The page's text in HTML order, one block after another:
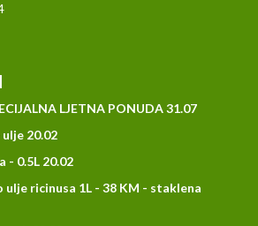
LJETNA PONUDA 31.07
20.02
- 0.5L 20.02
ulje ricinusa 1L - 38 KM - staklena